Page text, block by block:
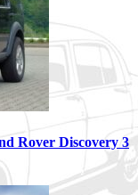
Rover Discovery 3